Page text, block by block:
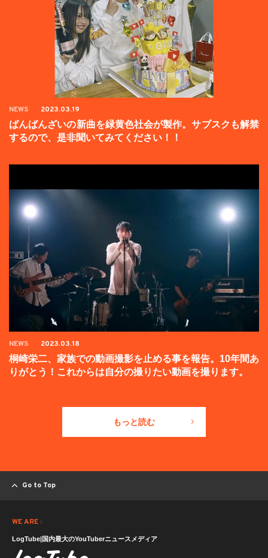
NEWS 2023.03.19
ばんばんざいの新曲を緑黄色社会が製作。サブスクも解禁
するので、是非聞いてみてください！！
NEWS 2023.03.18
桐崎栄二、家族での動画撮影を止める事を報告。10年間あ
りがとう！これからは自分の撮りたい動画を撮ります。
もっと読む
Go to Top
WE ARE :
LogTube|国内最大のYouTuberニュースメディア